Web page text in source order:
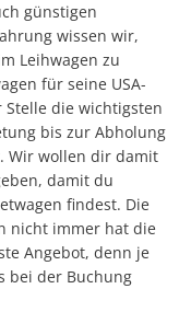
günstigen
wissen wir,
Leihwagen zu
für seine USA-
die wichtigsten
bis zur Abholung
Wir wollen dir damit
damit du
findest. Die
nicht immer hat die
Angebot, denn je
bei der Buchung